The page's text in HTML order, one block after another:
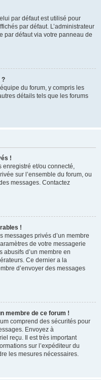
par défaut est utilisé pour
par défaut. L’administrateur
par défaut via votre panneau de
?
du forum, y compris les
détails tels que les forums
!
enregistré et/ou connecté,
sur l’ensemble du forum, ou
messages. Contactez
!
messages privés d’un membre
de votre messagerie
abusifs d’un membre en
Ce dernier a la
d’envoyer des messages
membre de ce forum !
comprend des sécurités pour
Envoyez à
reçu. Il est très important
sur l’expéditeur du
les mesures nécessaires.